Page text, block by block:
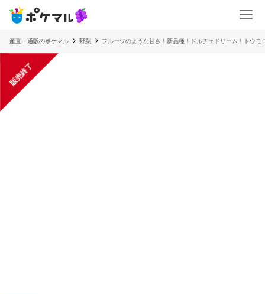
産直・通販のポケマル 野菜 フルーツのような甘さ！新品種！ドルチェドリーム！トウモ
販売終了